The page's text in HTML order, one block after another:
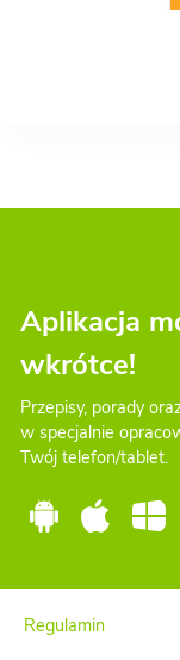
Aplikacja
wkrótce!
Przepisy, porady
w specjalnie
Twój telefon/tablet.
Regulamin